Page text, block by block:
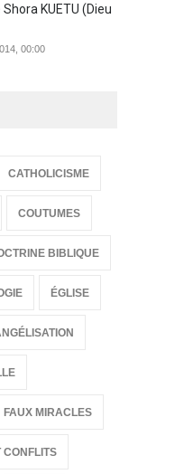
KUETU (Dieu
00:00
CATHOLICISME
COUTUMES
BIBLIQUE
ÉGLISE
FAUX MIRACLES
CONFLITS